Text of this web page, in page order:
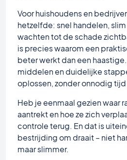
Voor huishoudens en
hetzelfde: snel handelen,
wachten tot de schade
is precies waarom een
beter werkt dan een
middelen en duidelijke
oplossen, zonder onnodig
Heb je eenmaal gezien waar
aantrekt en hoe ze zich
controle terug. En dat is
bestrijding om draait – niet
maar slimmer.